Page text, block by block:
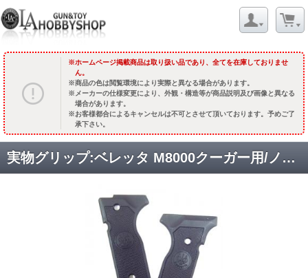
ホームページ掲載商品は取り扱い品であり、全てを在庫しておりませ
ん。
商品の色は閲覧環境により実際と異なる場合があります。
メーカーの仕様変更により、外観・構造等が商品説明及び画像と異なる
場合があります。
お客様都合によるキャンセルは不可とさせて頂いております。予めご了
承下さい。
実物グリップ:ベレッタ M8000クーガー用/ノーマルプラタイプ [取寄]